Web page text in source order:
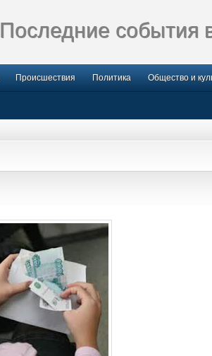
Последние события
Происшествия Политика Общество и